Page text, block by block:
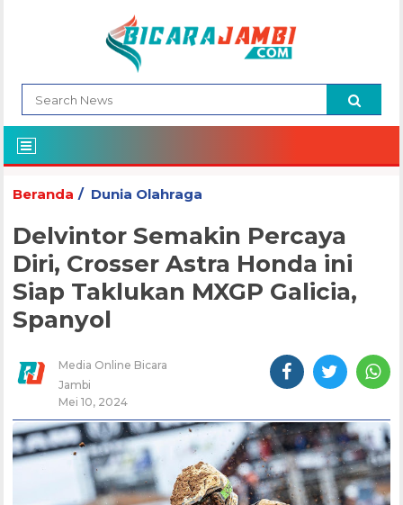
Beranda Dunia Olahraga
Delvintor Semakin Percaya
Diri, Crosser Astra Honda ini
Siap Taklukan MXGP Galicia,
Spanyol
Media Online Bicara
Jambi
Mei 10, 2024